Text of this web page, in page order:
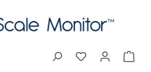
principale
Hai 0 articoliIl